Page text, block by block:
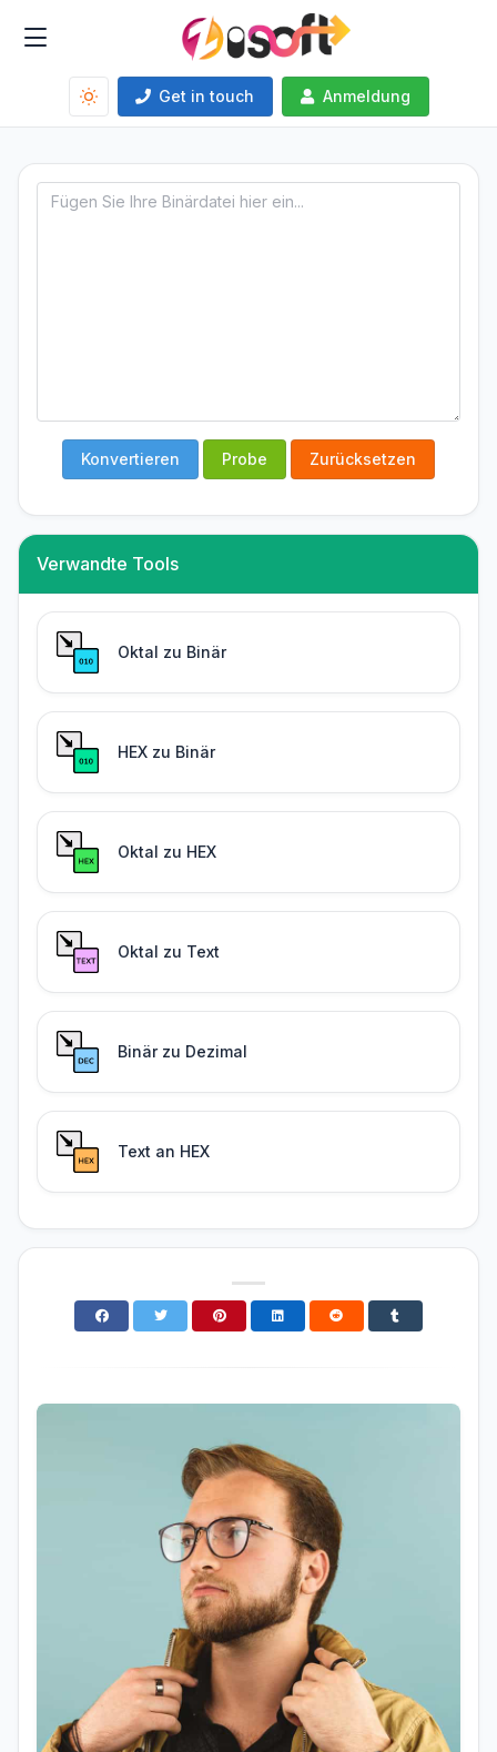
Get in touch Anmeldung
Konvertieren Probe Zurücksetzen
Verwandte Tools
Oktal zu Binär
HEX zu Binär
Oktal zu HEX
Oktal zu Text
Binär zu Dezimal
Text an HEX